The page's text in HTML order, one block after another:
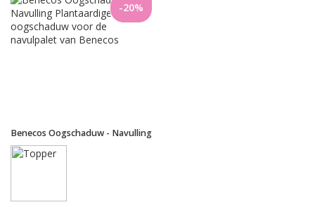
Benecos Oogschaduw - Navulling
-20%